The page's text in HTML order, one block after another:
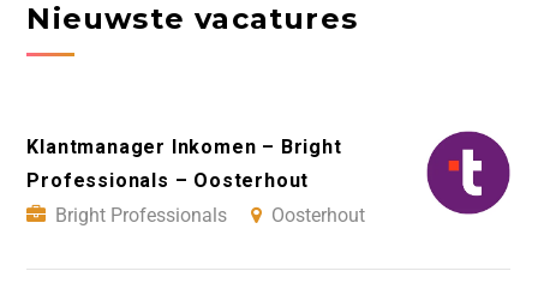
Nieuwste vacatures
Klantmanager Inkomen – Bright
Professionals – Oosterhout
Bright Professionals
Oosterhout